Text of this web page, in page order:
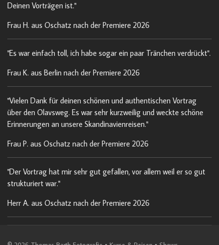
Deinen Vorträgen ist."
Frau H. aus Oschatz nach der Premiere 2026
"Es war einfach toll, ich habe sogar ein paar Tränchen verdrückt".
Frau K. aus Berlin nach der Premiere 2026
"Vielen Dank für deinen schönen und authentischen Vortrag
über den Olavsweg. Es war sehr kurzweilig und weckte schöne
Erinnerungen an unsere Skandinavienreisen."
Frau P. aus Oschatz nach der Premiere 2026
"Der Vortrag hat mir sehr gut gefallen, vor allem weil er so gut
strukturiert war."
Herr A. aus Oschatz nach der Premiere 2026